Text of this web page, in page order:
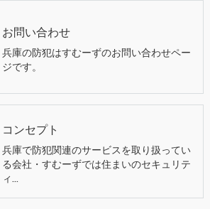
お問い合わせ
兵庫の防犯はすむーずのお問い合わせペー
ジです。
コンセプト
兵庫で防犯関連のサービスを取り扱ってい
る会社・すむーずでは住まいのセキュリテ
ィ…